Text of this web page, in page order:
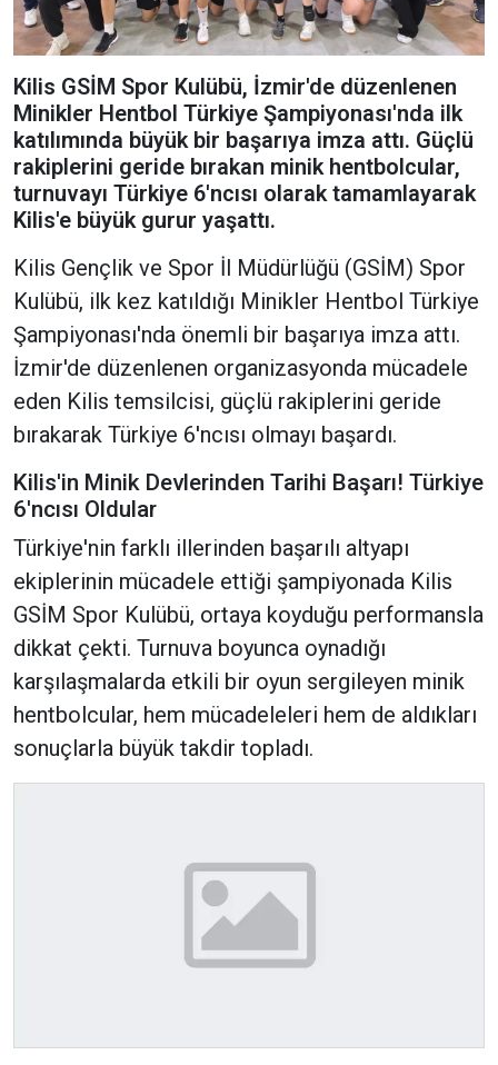
Kilis GSİM Spor Kulübü, İzmir'de düzenlenen
Minikler Hentbol Türkiye Şampiyonası'nda ilk
katılımında büyük bir başarıya imza attı. Güçlü
rakiplerini geride bırakan minik hentbolcular,
turnuvayı Türkiye 6'ncısı olarak tamamlayarak
Kilis'e büyük gurur yaşattı.
Kilis Gençlik ve Spor İl Müdürlüğü (GSİM) Spor
Kulübü, ilk kez katıldığı Minikler Hentbol Türkiye
Şampiyonası'nda önemli bir başarıya imza attı.
İzmir'de düzenlenen organizasyonda mücadele
eden Kilis temsilcisi, güçlü rakiplerini geride
bırakarak Türkiye 6'ncısı olmayı başardı.
Kilis'in Minik Devlerinden Tarihi Başarı! Türkiye
6'ncısı Oldular
Türkiye'nin farklı illerinden başarılı altyapı
ekiplerinin mücadele ettiği şampiyonada Kilis
GSİM Spor Kulübü, ortaya koyduğu performansla
dikkat çekti. Turnuva boyunca oynadığı
karşılaşmalarda etkili bir oyun sergileyen minik
hentbolcular, hem mücadeleleri hem de aldıkları
sonuçlarla büyük takdir topladı.